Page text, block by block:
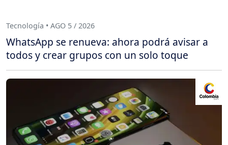
Tecnología • AGO 5 / 2026
WhatsApp se renueva: ahora podrá avisar a
todos y crear grupos con un solo toque